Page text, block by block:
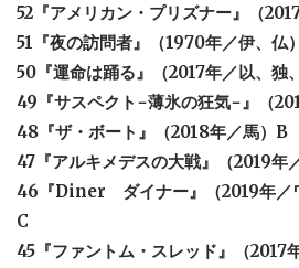
52『アメリカン・プリズナー』（
51『夜の訪問者』（1970年／伊、仏
50『運命は踊る』（2017年／以、独
49『サスペクト−薄氷の狂気−』（
48『ザ・ボート』（2018年／馬）B
47『アルキメデスの大戦』（2019年
46『Diner ダイナー』（2019年／
C
45『ファントム・スレッド』（2017